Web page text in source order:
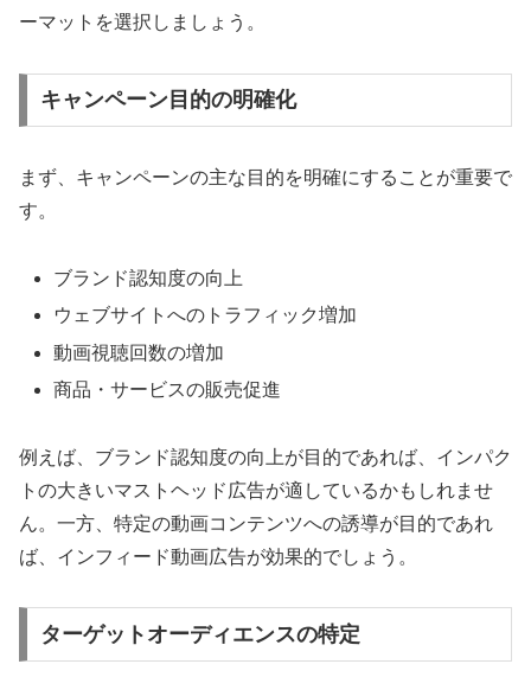
ーマットを選択しましょう。
キャンペーン目的の明確化
まず、キャンペーンの主な目的を明確にすることが重要で
す。
ブランド認知度の向上
ウェブサイトへのトラフィック増加
動画視聴回数の増加
商品・サービスの販売促進
例えば、ブランド認知度の向上が目的であれば、インパク
トの大きいマストヘッド広告が適しているかもしれませ
ん。一方、特定の動画コンテンツへの誘導が目的であれ
ば、インフィード動画広告が効果的でしょう。
ターゲットオーディエンスの特定